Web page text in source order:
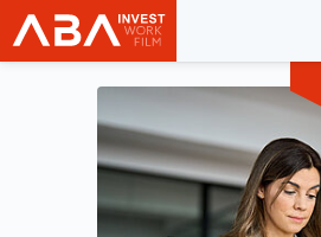
Startseite | INVEST in AUSTRIA